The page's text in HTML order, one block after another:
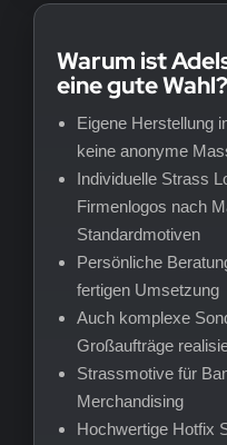
Warum ist
eine gute Wahl?
Eigene Herstellung
keine anonyme
Individuelle Strass
Firmenlogos nach
Standardmotiven
Persönliche
fertigen Umsetzung
Auch komplexe
Großaufträge
Strassmotive für
Merchandising
Hochwertige Hotfix